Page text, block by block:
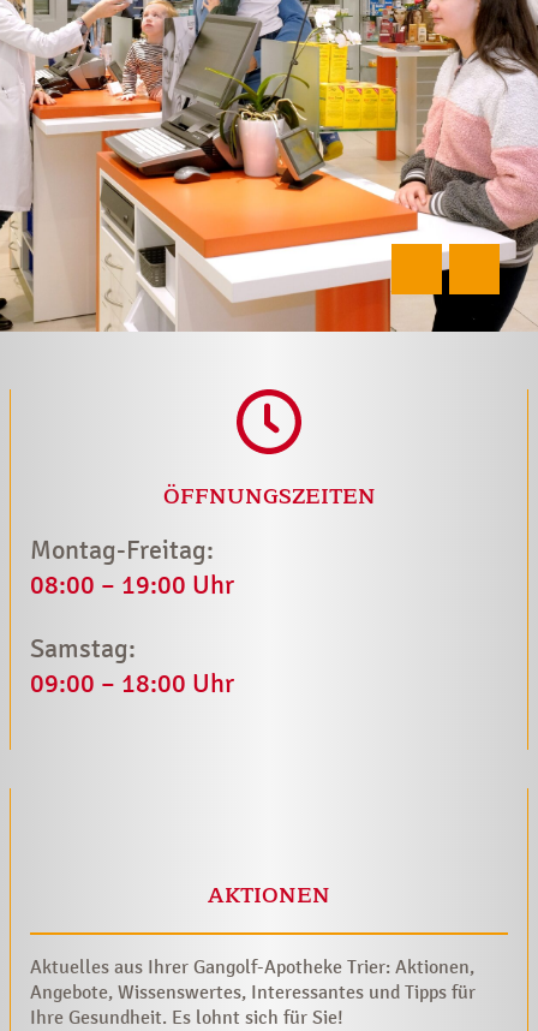
ÖFFNUNGSZEITEN
Montag-Freitag:
08:00 – 19:00 Uhr
Samstag:
09:00 – 18:00 Uhr
AKTIONEN
Aktuelles aus Ihrer Gangolf-Apotheke Trier: Aktionen,
Angebote, Wissenswertes, Interessantes und Tipps für
Ihre Gesundheit. Es lohnt sich für Sie!